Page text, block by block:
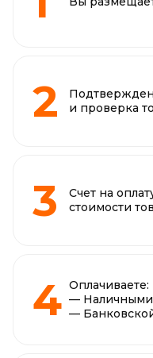
и проверка
Счет на
стоимости
Оплачиваете:
— Наличными
—